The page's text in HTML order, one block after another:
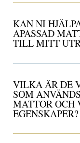
KAN NI
APASSAD
TILL MITT
VILKA ÄR DE
SOM
MATTOR OCH
EGENSKAPER?